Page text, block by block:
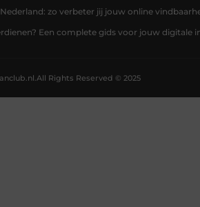
zo verbeter jij jouw online
Een complete gids voor jouw digitale
All Rights Reserved © 2025